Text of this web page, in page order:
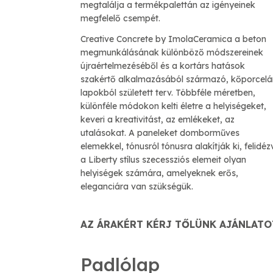
megtalálja a termékpalettán az igényeinek
megfelelő csempét.
Creative Concrete by ImolaCeramica a beton
megmunkálásának különböző módszereinek
újraértelmezéséből és a kortárs hatások
szakértő alkalmazásából származó,
lapokból született terv. Többféle méretben,
különféle módokon kelti életre a helyiségeket,
keveri a kreativitást, az emlékeket, az
utalásokat. A paneleket domborműves
elemekkel, tónusról tónusra alakítják ki,
a Liberty stílus szecessziós elemeit olyan
helyiségek számára, amelyeknek erős,
eleganciára van szükségük.
AZ ÁRAKÉRT KÉRJ TŐLÜNK
Padlólap